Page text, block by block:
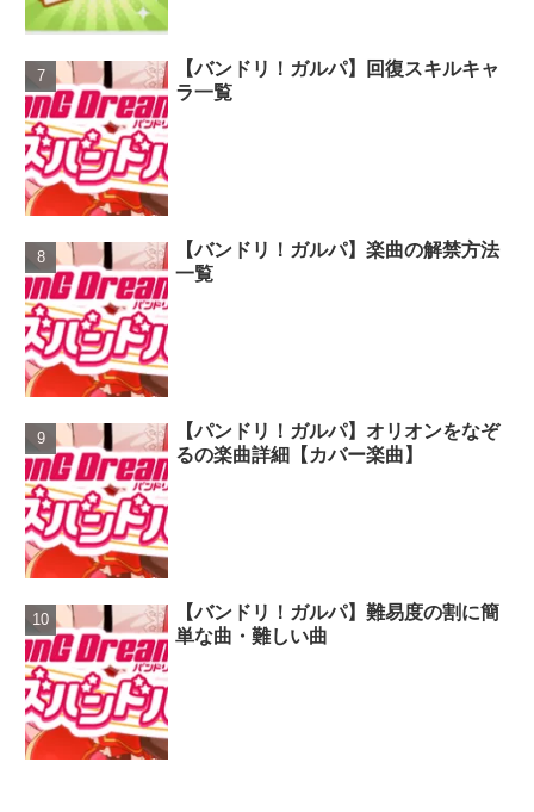
【バンドリ！ガルパ】回復スキルキャ
ラ一覧
【バンドリ！ガルパ】楽曲の解禁方法
一覧
【パンドリ！ガルパ】オリオンをなぞ
るの楽曲詳細【カバー楽曲】
【バンドリ！ガルパ】難易度の割に簡
単な曲・難しい曲